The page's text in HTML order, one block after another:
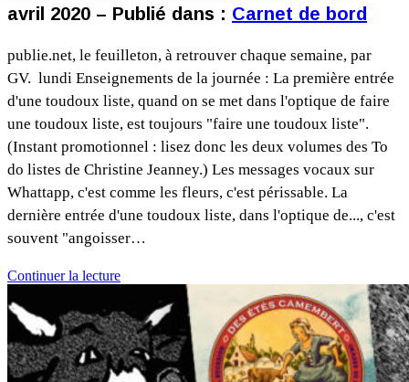
avril 2020 – Publié dans : Carnet de bord
publie.net, le feuilleton, à retrouver chaque semaine, par
GV. lundi Enseignements de la journée : La première entrée
d'une toudoux liste, quand on se met dans l'optique de faire
une toudoux liste, est toujours "faire une toudoux liste".
(Instant promotionnel : lisez donc les deux volumes des To
do listes de Christine Jeanney.) Les messages vocaux sur
Whattapp, c'est comme les fleurs, c'est périssable. La
dernière entrée d'une toudoux liste, dans l'optique de..., c'est
souvent "angoisser…
Continuer la lecture